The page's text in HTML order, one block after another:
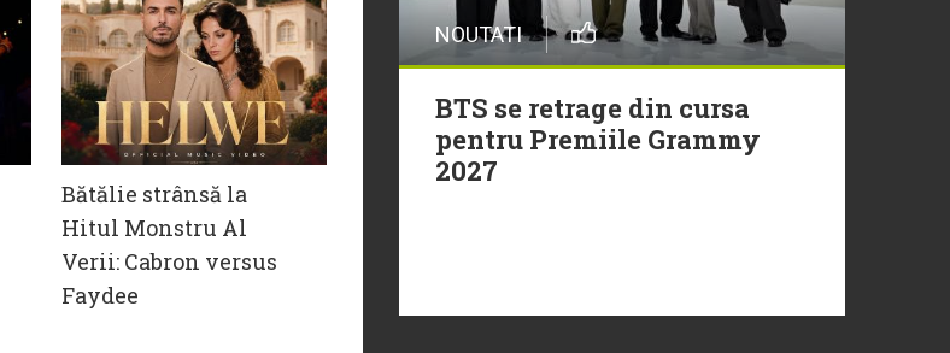
Bătălie strânsă la
Hitul Monstru Al
Verii: Cabron versus
Faydee
29 Iulie
NEW MUSIC | 5 piese noi în
playlistul Radio ZU
NOUTATI
BTS se retrage din cursa
pentru Premiile Grammy
2027